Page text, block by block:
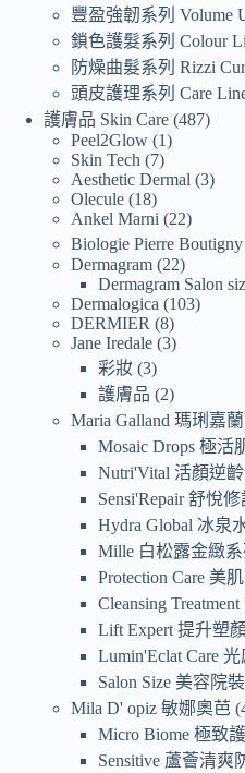
豐盈強韌系列 Volume
鎖色護髮系列 Colour
防燥曲髮系列 Rizzi
頭皮護理系列 Care
護膚品 Skin Care 487
Peel2Glow 1
Skin Tech
7
Aesthetic Dermal 3
Olecule 18
Ankel Marni
22
Biologie Pierre
Dermagram 22
Dermagram Salon
Dermalogica
103
DERMIER
8
Jane Iredale 3
彩妝 3
護膚品
2
Maria Galland 瑪琍嘉蘭
Mosaic Drops 極活
Nutri'Vital 活顏逆齡
Sensi'Repair 舒悅修
Hydra Global 冰泉
Mille 白松露金緻系
Protection Care 美
Cleansing
Lift Expert 提升塑
Lumin'Eclat Care
Salon Size 美容院裝
Mila D' opiz 敏娜奧芭
Micro Biome 極致
Sensitive 蘆薈清爽